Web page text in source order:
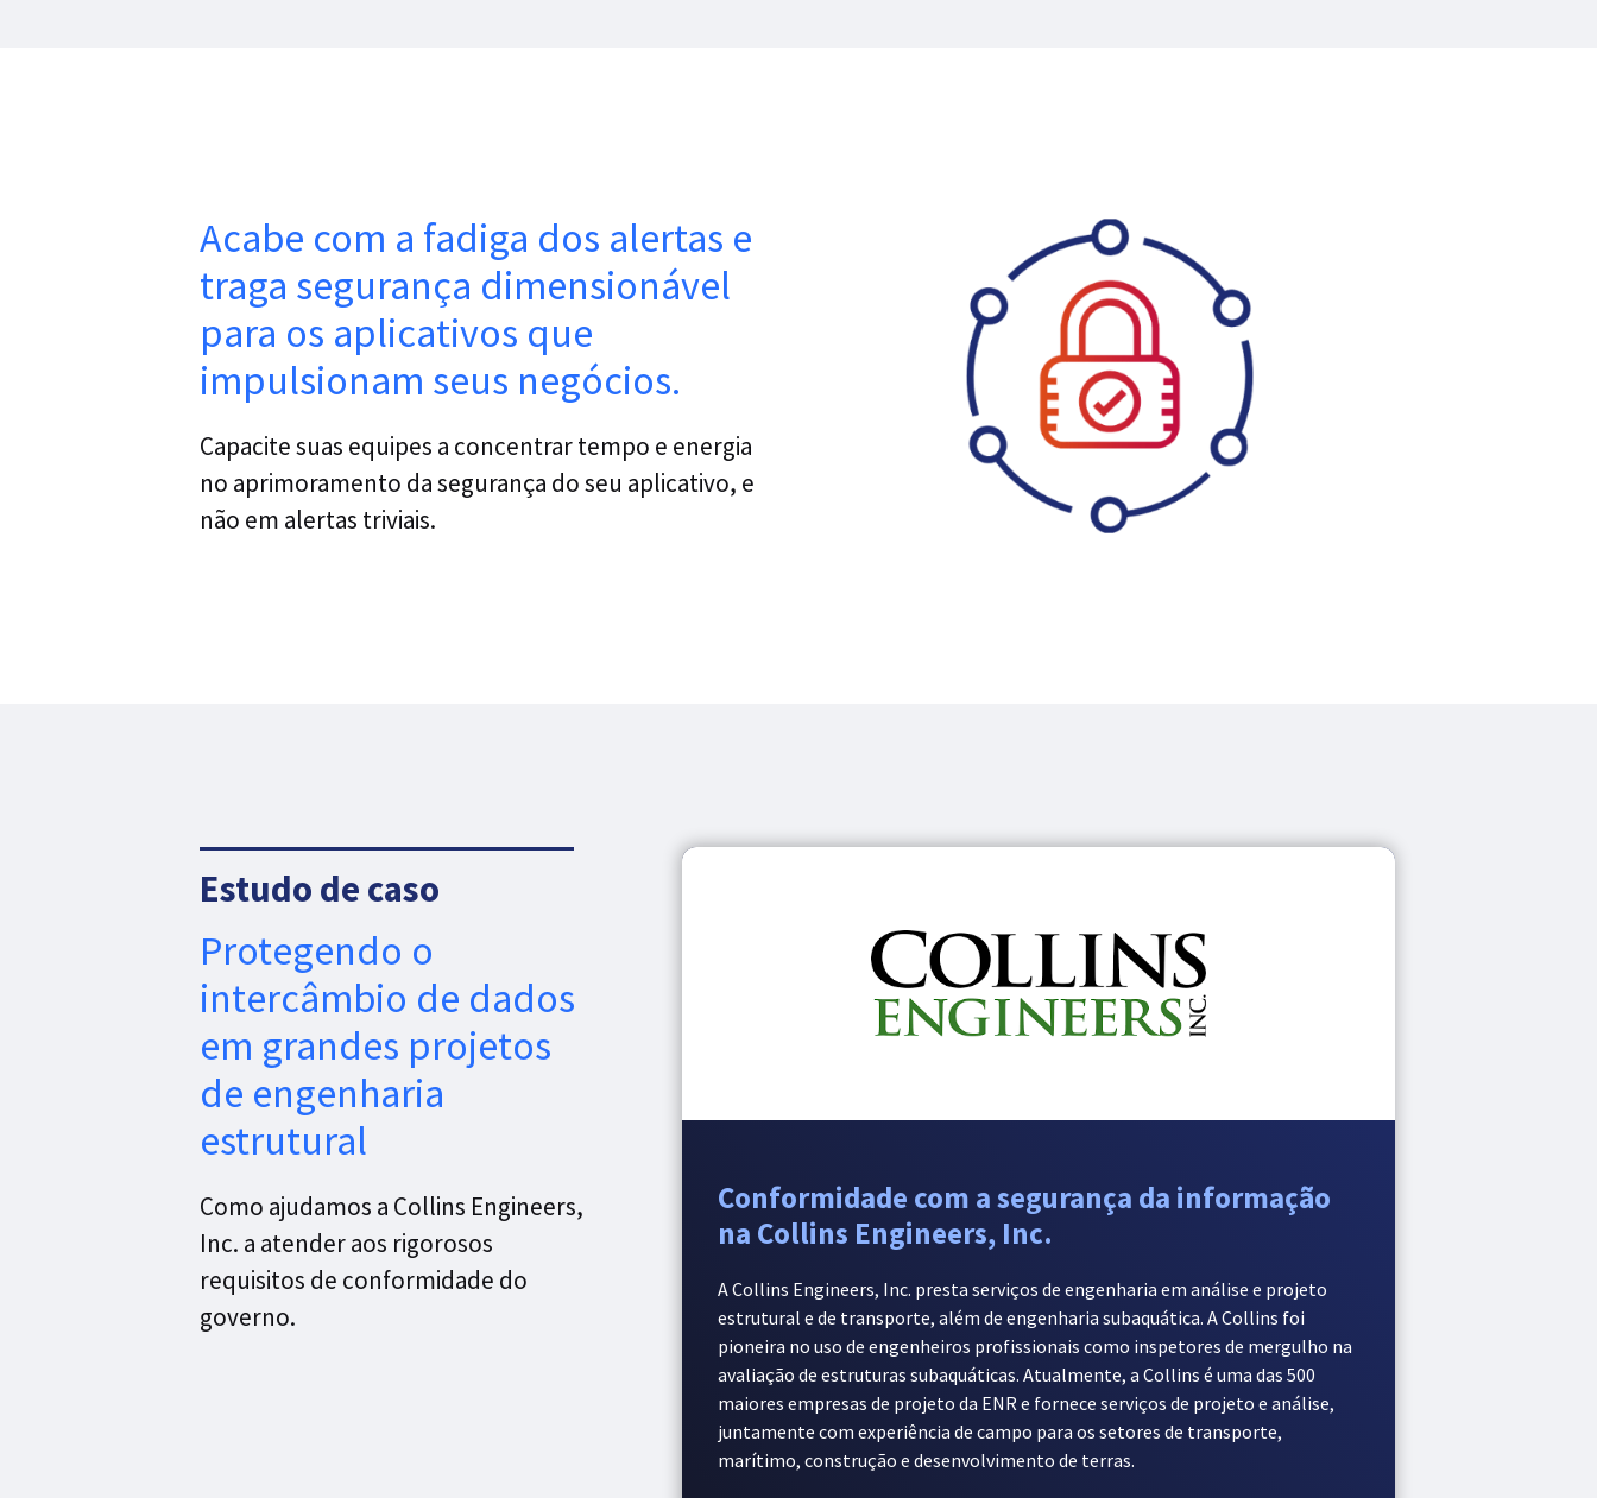
Acabe com a fadiga dos alertas e
traga segurança dimensionável
para os aplicativos que
impulsionam seus negócios.
Capacite suas equipes a concentrar tempo e energia
no aprimoramento da segurança do seu aplicativo, e
não em alertas triviais.
Estudo de caso
Protegendo o
intercâmbio de dados
em grandes projetos
de engenharia
estrutural
Como ajudamos a Collins Engineers,
Inc. a atender aos rigorosos
requisitos de conformidade do
governo.
Conformidade com a segurança da informação
na Collins Engineers, Inc.
A Collins Engineers, Inc. presta serviços de engenharia em análise e projeto
estrutural e de transporte, além de engenharia subaquática. A Collins foi
pioneira no uso de engenheiros profissionais como inspetores de mergulho na
avaliação de estruturas subaquáticas. Atualmente, a Collins é uma das 500
maiores empresas de projeto da ENR e fornece serviços de projeto e análise,
juntamente com experiência de campo para os setores de transporte,
marítimo, construção e desenvolvimento de terras.